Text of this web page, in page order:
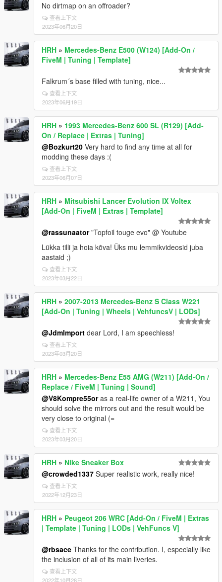
No dirtmap on an offroader?
查看上下文
2023年06月20日
HRH » Mercedes-Benz E500 (W124) [Add-On /
FiveM | Tuning | Template]
Falkrum´s base filled with tuning, nice...
查看上下文
2023年06月19日
HRH » 1993 Mercedes-Benz 600 SL (R129) [Add-
On / Replace | Extras | Tuning]
@Bozkurt20 Very hard to find any time at all for
modding these days :(
查看上下文
2023年06月07日
HRH » Mitsubishi Lancer Evolution IX Voltex
[Add-On | FiveM | Extras | Template]
@rassunaator"Topfoil touge evo" @ Youtube
Lükka tilli ja hoia kõva! Üks mu lemmikvideosid juba
aastaid ;)
查看上下文
2023年03月22日
HRH » 2007-2013 Mercedes-Benz S Class W221
[Add-On | Tuning | Wheels | VehfuncsV | LODs]
@JdmImport dear Lord, I am speechless!
查看上下文
2023年03月20日
HRH » Mercedes-Benz E55 AMG (W211) [Add-On /
Replace / FiveM | Tuning | Sound]
@V8Kompre55oras a real-life owner of a W211, You
should solve the mirrors out and the result would be
very close to original (=
查看上下文
2023年03月20日
HRH » Nike Sneaker Box
@crowded1337 Super realistic work, really nice!
查看上下文
2022年12月23日
HRH » Peugeot 206 WRC [Add-On / FiveM | Extras
| Template | Tuning | LODs | VehFuncs V]
@rbsace Thanks for the contribution. I, especially like
the inclusion of all of its main liveries.
查看上下文
2022年10月28日